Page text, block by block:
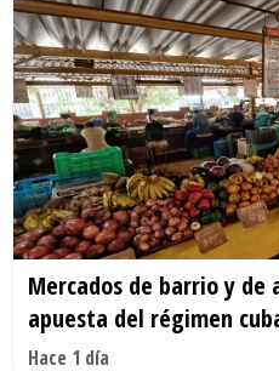
Mercados de barrio y de
apuesta del régimen
Hace 1 día